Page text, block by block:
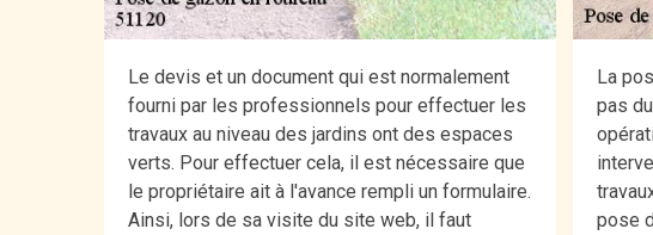
Le devis et un document qui est normalement
fourni par les professionnels pour effectuer les
travaux au niveau des jardins ont des espaces
verts. Pour effectuer cela, il est nécessaire que
le propriétaire ait à l'avance rempli un formulaire.
Ainsi, lors de sa visite du site web, il faut
La
pas
pose